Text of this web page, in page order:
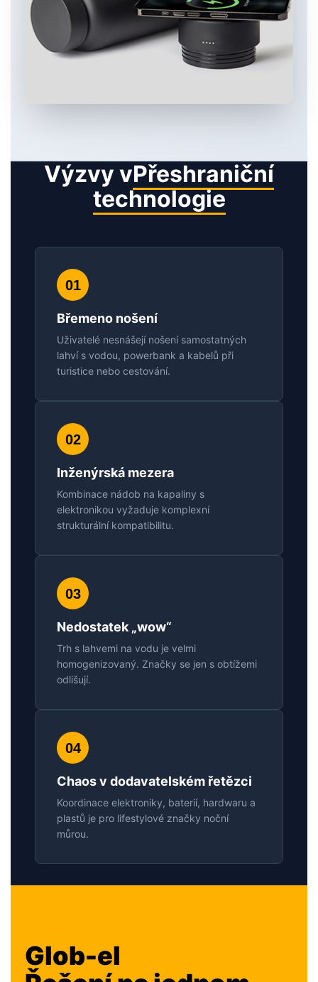
Výzvy vPřeshraniční
technologie
01
Břemeno nošení
Uživatelé nesnášejí nošení samostatných
lahví s vodou, powerbank a kabelů při
turistice nebo cestování.
02
Inženýrská mezera
Kombinace nádob na kapaliny s
elektronikou vyžaduje komplexní
strukturální kompatibilitu.
03
Nedostatek „wow“
Trh s lahvemi na vodu je velmi
homogenizovaný. Značky se jen s obtížemi
odlišují.
04
Chaos v dodavatelském řetězci
Koordinace elektroniky, baterií, hardwaru a
plastů je pro lifestylové značky noční
můrou.
Glob-el